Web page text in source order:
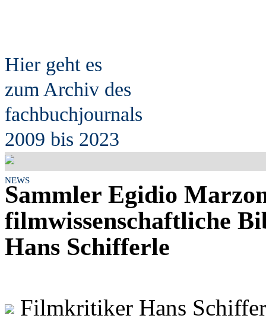
Hier geht es
zum Archiv des
fachbuchjournals
2009 bis 2023
NEWS
Sammler Egidio
filmwissenschaftliche
Hans Schifferle
Filmkritiker Hans